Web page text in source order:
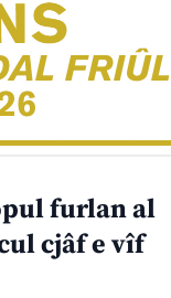
furlan al
cjâf e vîf